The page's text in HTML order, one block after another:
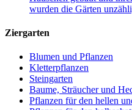
wurden die Gärten
Ziergarten
Blumen und Pflanzen
Kletterpflanzen
Steingarten
Baume, Sträucher und
Pflanzen für den hellen